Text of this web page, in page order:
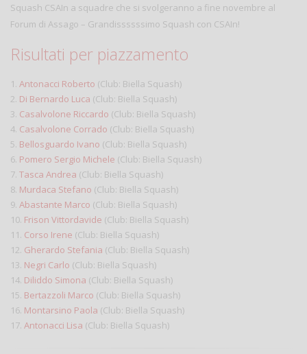
Squash CSAIn a squadre che si svolgeranno a fine novembre al
Forum di Assago – Grandissssssimo Squash con CSAIn!
Risultati per piazzamento
1. Antonacci Roberto (Club: Biella Squash)
2. Di Bernardo Luca (Club: Biella Squash)
3. Casalvolone Riccardo (Club: Biella Squash)
4. Casalvolone Corrado (Club: Biella Squash)
5. Bellosguardo Ivano (Club: Biella Squash)
6. Pomero Sergio Michele (Club: Biella Squash)
7. Tasca Andrea (Club: Biella Squash)
8. Murdaca Stefano (Club: Biella Squash)
9. Abastante Marco (Club: Biella Squash)
10. Frison Vittordavide (Club: Biella Squash)
11. Corso Irene (Club: Biella Squash)
12. Gherardo Stefania (Club: Biella Squash)
13. Negri Carlo (Club: Biella Squash)
14. Diliddo Simona (Club: Biella Squash)
15. Bertazzoli Marco (Club: Biella Squash)
16. Montarsino Paola (Club: Biella Squash)
17. Antonacci Lisa (Club: Biella Squash)